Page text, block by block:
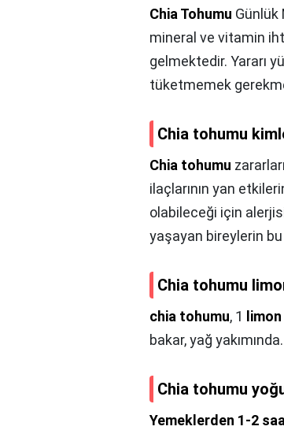
Chia Tohumu Günlük
mineral ve vitamin
gelmektedir. Yararı
tüketmemek
Chia tohumu
Chia tohumu
ilaçlarının yan
olabileceği için
yaşayan bireylerin
Chia tohumu
chia tohumu, 1 limon
bakar, yağ
Chia tohumu
Yemeklerden 1-2